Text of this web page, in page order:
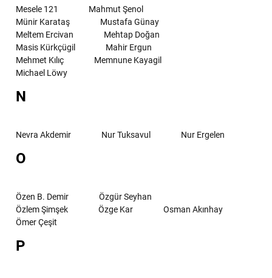
Mesele 121
Mahmut Şenol
Münir Karataş
Mustafa Günay
Meltem Ercivan
Mehtap Doğan
Masis Kürkçügil
Mahir Ergun
Mehmet Kılıç
Memnune Kayagil
Michael Löwy
N
Nevra Akdemir Nur Tuksavul Nur Ergelen
O
Özen B. Demir
Özgür Seyhan
Özlem Şimşek
Özge Kar
Osman Akınhay
Ömer Çeşit
P